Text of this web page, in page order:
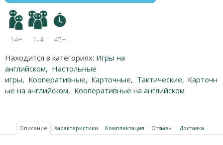
14+ 1-4 45+
Находится в категориях: Игры на
английском, Настольные
игры, Кооперативные, Карточные, Тактические, Карточн
ые на английском, Кооперативные на английском
Описание Характеристики Комплектация Отзывы Доставка